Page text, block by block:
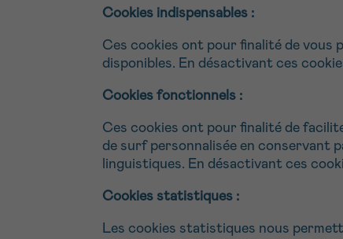
Cookies indispensables :
Ces cookies ont pour finalité de
disponibles. En désactivant ces
Cookies fonctionnels :
Ces cookies ont pour finalité de
de surf personnalisée en conservant
linguistiques. En désactivant ces
Cookies statistiques :
Les cookies statistiques nous